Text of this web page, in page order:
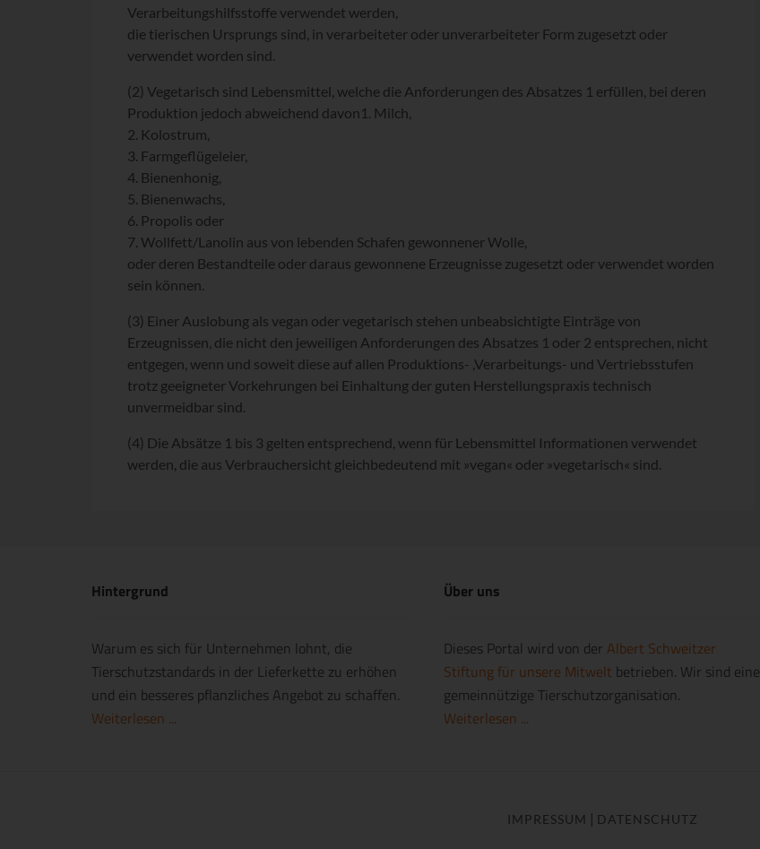
Verarbeitungshilfsstoffe verwendet werden,
die tierischen Ursprungs sind, in verarbeiteter oder unverarbeiteter Form zugesetzt oder
verwendet worden sind.
(2) Vegetarisch sind Lebensmittel, welche die Anforderungen des Absatzes 1 erfüllen, bei deren
Produktion jedoch abweichend davon1. Milch,
2. Kolostrum,
3. Farmgeflügeleier,
4. Bienenhonig,
5. Bienenwachs,
6. Propolis oder
7. Wollfett/Lanolin aus von lebenden Schafen gewonnener Wolle,
oder deren Bestandteile oder daraus gewonnene Erzeugnisse zugesetzt oder verwendet worden
sein können.
(3) Einer Auslobung als vegan oder vegetarisch stehen unbeabsichtigte Einträge von
Erzeugnissen, die nicht den jeweiligen Anforderungen des Absatzes 1 oder 2 entsprechen, nicht
entgegen, wenn und soweit diese auf allen Produktions- ,Verarbeitungs- und Vertriebsstufen
trotz geeigneter Vorkehrungen bei Einhaltung der guten Herstellungspraxis technisch
unvermeidbar sind.
(4) Die Absätze 1 bis 3 gelten entsprechend, wenn für Lebensmittel Informationen verwendet
werden, die aus Verbrauchersicht gleichbedeutend mit »vegan« oder »vegetarisch« sind.
Hintergrund
Warum es sich für Unternehmen lohnt, die
Tierschutzstandards in der Lieferkette zu erhöhen
und ein besseres pflanzliches Angebot zu schaffen.
Weiterlesen ...
Über uns
Dieses Portal wird von der Albert Schweitzer
Stiftung für unsere Mitwelt betrieben. Wir sind eine
gemeinnützige Tierschutzorganisation.
Weiterlesen ...
IMPRESSUM | DATENSCHUTZ